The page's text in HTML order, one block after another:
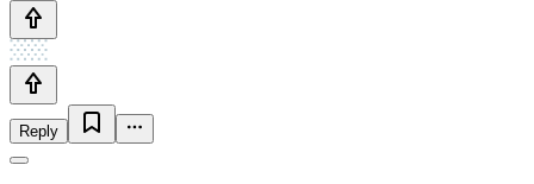
Reply